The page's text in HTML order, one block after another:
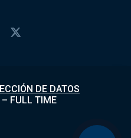
DE DATOS
– FULL TIME